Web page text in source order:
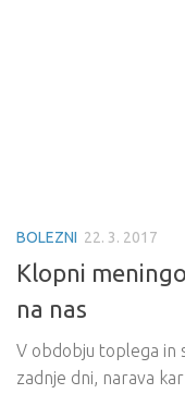
BOLEZNI 22. 3. 2017
Klopni
na nas
V obdobju toplega in
zadnje dni, narava